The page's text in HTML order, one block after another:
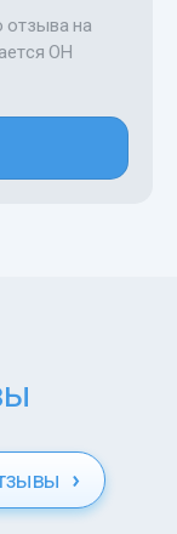
отзыва на
ОН